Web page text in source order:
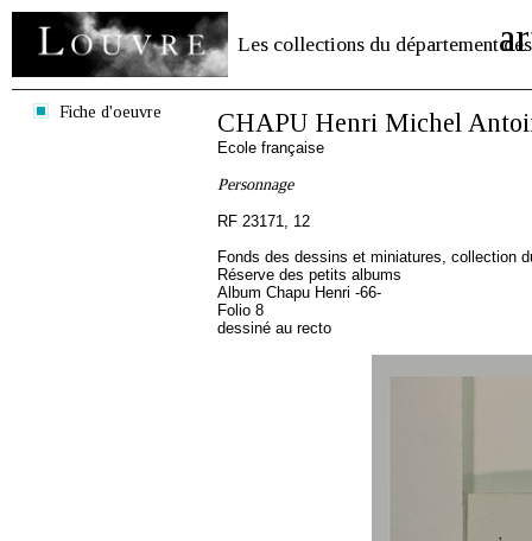
Les collections du département des
Fiche d'oeuvre CHAPU Henri Michel
Ecole française
Personnage
RF 23171, 12
Fonds des dessins et miniatures, collection
Réserve des petits albums
Album Chapu Henri -66-
Folio 8
dessiné au recto